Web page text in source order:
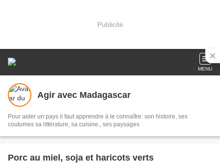
Publicité
MENU
Agir avec Madagascar
Pour aider un pays il faut apprendre à le connaître: son histoire, ses
coutumes sa littérature, sa cuisine., ses paysages
Porc au miel, soja et haricots verts